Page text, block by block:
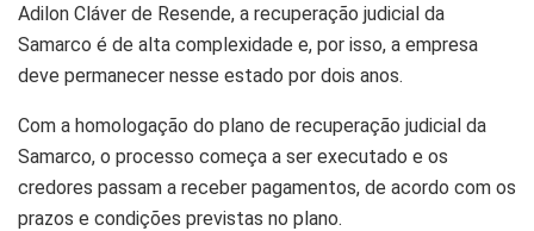
Adilon Cláver de Resende, a recuperação judicial da
Samarco é de alta complexidade e, por isso, a empresa
deve permanecer nesse estado por dois anos.
Com a homologação do plano de recuperação judicial da
Samarco, o processo começa a ser executado e os
credores passam a receber pagamentos, de acordo com os
prazos e condições previstas no plano.